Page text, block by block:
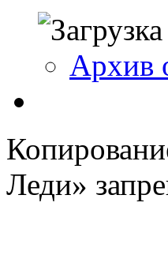
Архив
Леди»